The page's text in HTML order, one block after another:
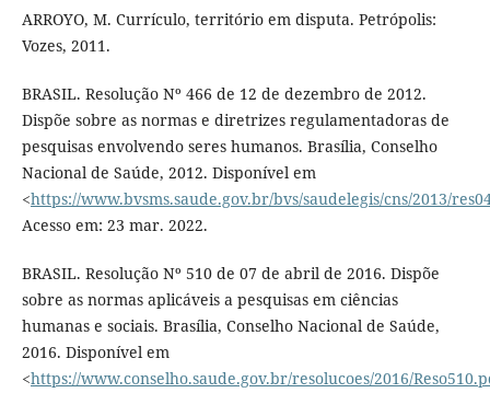
ARROYO, M. Currículo, território em disputa. Petrópolis:
Vozes, 2011.
BRASIL. Resolução Nº 466 de 12 de dezembro de 2012.
Dispõe sobre as normas e diretrizes regulamentadoras de
pesquisas envolvendo seres humanos. Brasília, Conselho
Nacional de Saúde, 2012. Disponível em
<https://www.bvsms.saude.gov.br/bvs/saudelegis/cns/2013/
Acesso em: 23 mar. 2022.
BRASIL. Resolução Nº 510 de 07 de abril de 2016. Dispõe
sobre as normas aplicáveis a pesquisas em ciências
humanas e sociais. Brasília, Conselho Nacional de Saúde,
2016. Disponível em
<https://www.conselho.saude.gov.br/resolucoes/2016/